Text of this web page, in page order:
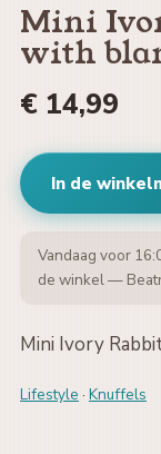
Mini
with
€ 14,99
In de
Vandaag voor
de winkel —
Mini Ivory
Lifestyle · Knuffels